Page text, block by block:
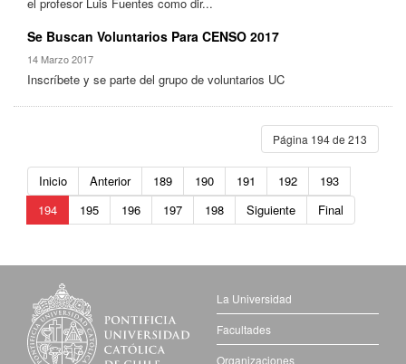
Se Buscan Voluntarios Para CENSO 2017
14 Marzo 2017
Inscríbete y se parte del grupo de voluntarios UC
Página 194 de 213
Inicio Anterior 189 190 191 192
193
194
195 196 197 198 Siguiente Final
La Universidad
Facultades
Organizaciones